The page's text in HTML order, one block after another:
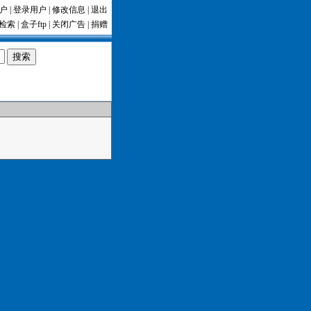
登录用户 修改信息
退出
索 盒子ftp 关闭广告 捐赠